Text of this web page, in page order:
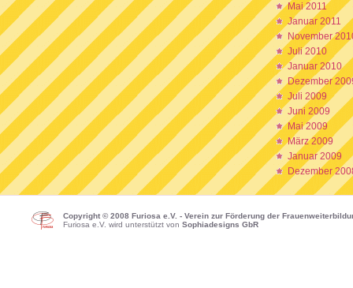
Mai 2011
Januar 2011
November
Juli 2010
Januar 2010
Dezember
Juli 2009
Juni 2009
Mai 2009
März 2009
Januar 2009
Dezember
Copyright © 2008 Furiosa e.V. - Verein zur Förderung der
Furiosa e.V. wird unterstützt von Sophiadesigns GbR